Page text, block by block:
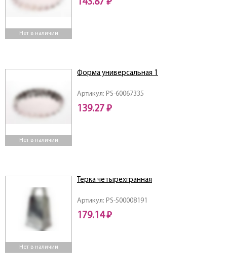
Нет в наличии
143.87 ₽
Нет в наличии
Артикул: PS-60067335
Форма универсальная 1
139.27 ₽
Нет в наличии
Артикул: PS-500008191
Терка четырехгранная
179.14 ₽